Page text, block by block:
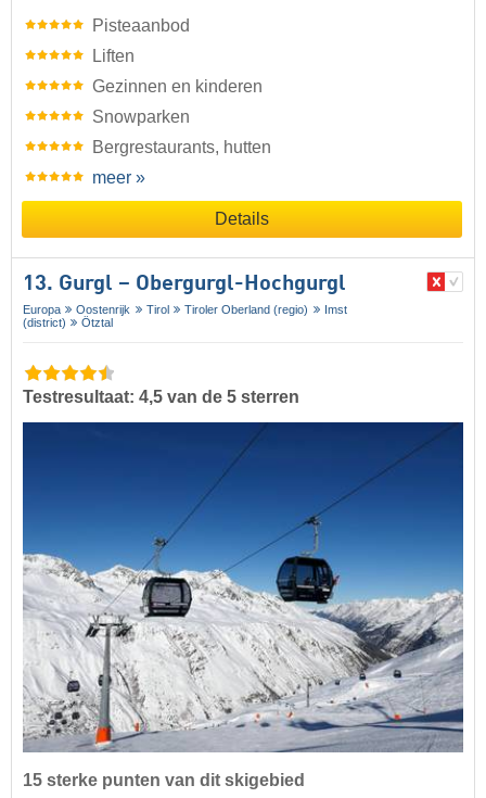
Pisteaanbod
Liften
Gezinnen en kinderen
Snowparken
Bergrestaurants, hutten
meer »
Details
13. Gurgl – Obergurgl-Hochgurgl
Europa Oostenrijk Tirol Tiroler Oberland (regio)
Imst
(district)
Ötztal
Testresultaat: 4,5 van de 5 sterren
15 sterke punten van dit skigebied